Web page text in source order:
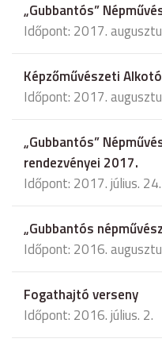
„Gubbantós”
Időpont: 2017.
Képzőművészeti
Időpont: 2017.
„Gubbantós”
rendezvényei 2017.
Időpont: 2017. július. 24.
„Gubbantós
Időpont: 2016.
Fogathajtó verseny
Időpont: 2016. július. 2.